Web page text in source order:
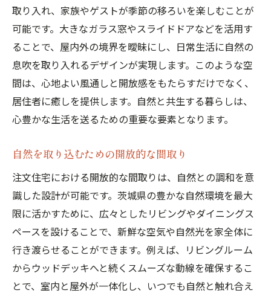
取り入れ、家族やゲストが季節の移ろいを楽しむことが
可能です。大きなガラス窓やスライドドアなどを活用す
ることで、屋内外の境界を曖昧にし、日常生活に自然の
息吹を取り入れるデザインが実現します。このような空
間は、心地よい風通しと開放感をもたらすだけでなく、
居住者に癒しを提供します。自然と共生する暮らしは、
心豊かな生活を送るための重要な要素となります。
自然を取り込むための開放的な間取り
注文住宅における開放的な間取りは、自然との調和を意
識した設計が可能です。茨城県の豊かな自然環境を最大
限に活かすために、広々としたリビングやダイニングス
ペースを設けることで、新鮮な空気や自然光を家全体に
行き渡らせることができます。例えば、リビングルーム
からウッドデッキへと続くスムーズな動線を確保するこ
とで、室内と屋外が一体化し、いつでも自然と触れ合え